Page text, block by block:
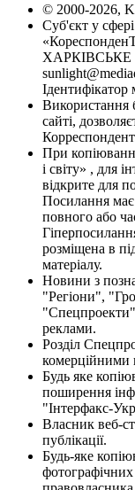
© 2000-2026,
Суб'єкт у
ХАРКІВСЬКЕ
Ідентифікатор
Використання
сайті,
При
і світу» , для
відкрите для
Посилання має
повного або
розміщена в
матеріалу.
Новини з
"Регіони",
реклами.
Розділ
комерційними
Будь яке
поширення
"Інтерфакс-
Власник веб-
публікації.
Будь-яке
фотографічних